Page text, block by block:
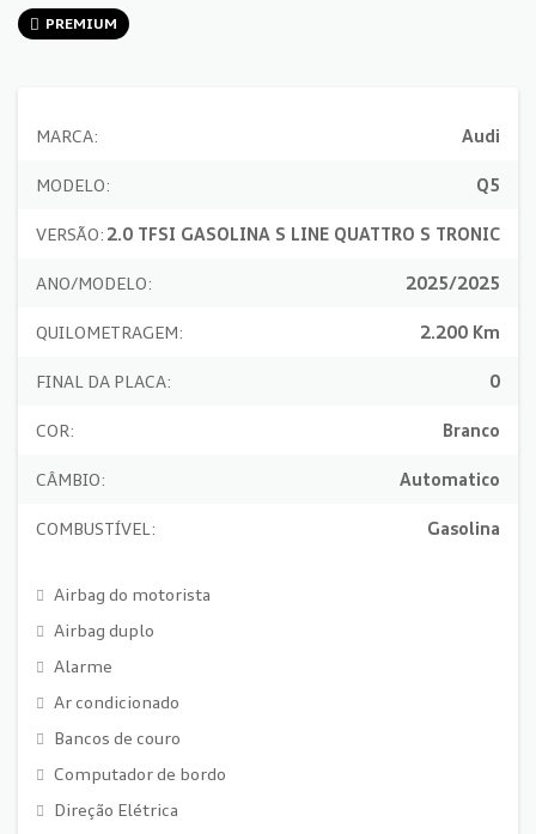
PREMIUM
MARCA: Audi
MODELO: Q5
VERSÃO: 2.0 TFSI GASOLINA S LINE QUATTRO S TRONIC
ANO/MODELO: 2025/2025
QUILOMETRAGEM: 2.200 Km
FINAL DA PLACA: 0
COR: Branco
CÂMBIO: Automatico
COMBUSTÍVEL: Gasolina
Airbag do motorista
Airbag duplo
Alarme
Ar condicionado
Bancos de couro
Computador de bordo
Direção Elétrica